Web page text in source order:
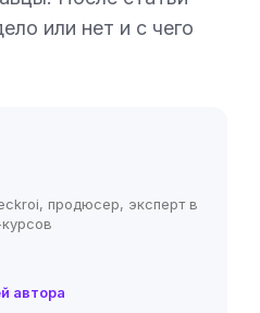
или нет и с чего
продюсер, эксперт в
автора